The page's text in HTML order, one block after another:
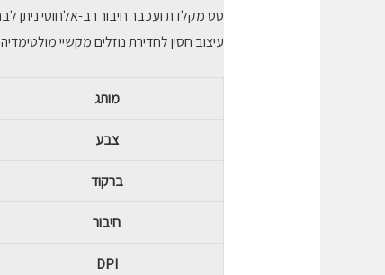
עיצוב חסין לחדירת נוזלים מקשיי מולטימדיה
מותג
צבע
ברקוד
חיבור
DPI